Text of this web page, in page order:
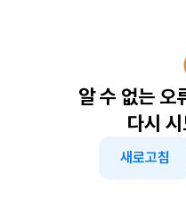
알 수 없는 오
다시
새로고침